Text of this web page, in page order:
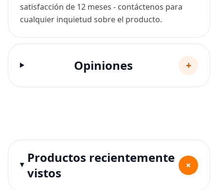
satisfacción de 12 meses - contáctenos para
cualquier inquietud sobre el producto.
Opiniones +
Productos recientemente
vistos
+